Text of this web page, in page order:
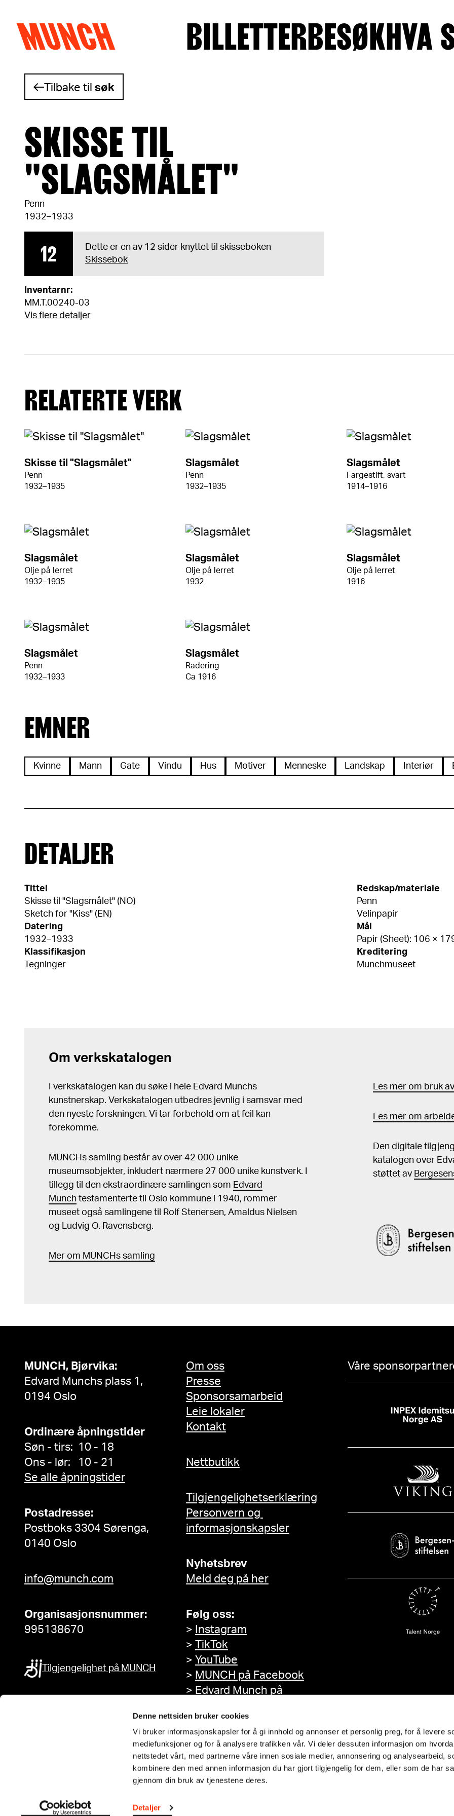
Denne nettsiden bruker cookies
Vi bruker informasjonskapsler for å gi innhold og annonser et personlig preg, for å levere
mediefunksjoner og for å analysere trafikken vår. Vi deler dessuten informasjon om
nettstedet vårt, med partnerne våre innen sosiale medier, annonsering og analysearbeid,
kombinere den med annen informasjon du har gjort tilgjengelig for dem, eller som de har
gjennom din bruk av tjenestene deres.
Detaljer
Hopp til innhold
MUNCH BILLETTERBESØKHVA
Tilbake tilsøk
SKISSE TIL
"SLAGSMÅLET"
Penn
1932–1933
12
Dette er en av 12 sider knyttet til skisseboken
Skissebok
Inventarnr:
MM.T.00240-03
Vis flere detaljer
RELATERTE VERK
Skisse til "Slagsmålet"
Penn
1932–1935
Slagsmålet
Penn
1932–1935
Slagsmålet
Fargestift, svart
1914–1916
Slagsmålet
Olje på lerret
1932–1935
Slagsmålet
Olje på lerret
1932
Slagsmålet
Olje på lerret
1916
Slagsmålet
Penn
1932–1933
Slagsmålet
Radering
Ca 1916
EMNER
Kvinne Mann Gate Vindu Hus Motiver Menneske Landskap Interiør
DETALJER
Tittel
Skisse til "Slagsmålet" (NO)
Sketch for "Kiss" (EN)
Datering
1932–1933
Klassifikasjon
Tegninger
Redskap/materiale
Penn
Velinpapir
Mål
Papir (Sheet): 106 ×
Kreditering
Munchmuseet
Om verkskatalogen
I verkskatalogen kan du søke i hele Edvard Munchs
kunstnerskap. Verkskatalogen utbedres jevnlig i samsvar med
den nyeste forskningen. Vi tar forbehold om at feil kan
forekomme.
MUNCHs samling består av over 42 000 unike
museumsobjekter, inkludert nærmere 27 000 unike kunstverk. I
tillegg til den ekstraordinære samlingen som Edvard
Munch testamenterte til Oslo kommune i 1940, rommer
museet også samlingene til Rolf Stenersen, Amaldus Nielsen
og Ludvig O. Ravensberg.
Mer om MUNCHs samling
Les mer om bruk
Les mer om
Den digitale
katalogen over
støttet av
MUNCH, Bjørvika:
Edvard Munchs plass 1,
0194 Oslo
Ordinære åpningstider
Søn - tirs: 10 - 18
Ons - lør: 10 - 21
Se alle åpningstider
Postadresse:
Postboks 3304 Sørenga,
0140 Oslo
info@munch.com
Organisasjonsnummer:
995138670
Tilgjengelighet på MUNCH
Om oss
Presse
Sponsorsamarbeid
Leie lokaler
Kontakt
Nettbutikk
Tilgjengelighetserklæring
Personvern og
informasjonskapsler
Nyhetsbrev
Meld deg på her
Følg oss:
> Instagram
> TikTok
> YouTube
> MUNCH på Facebook
> Edvard Munch på
Våre